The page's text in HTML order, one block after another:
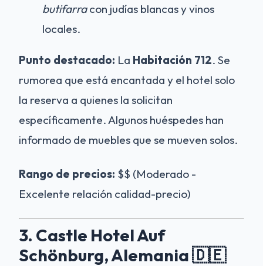
butifarracon judías blancas y vinos
locales.
Punto destacado: La Habitación 712. Se
rumorea que está encantada y el hotel solo
la reserva a quienes la solicitan
específicamente. Algunos huéspedes han
informado de muebles que se mueven solos.
Rango de precios: $$ (Moderado -
Excelente relación calidad-precio)
3. Castle Hotel Auf
Schönburg, Alemania 🇩🇪